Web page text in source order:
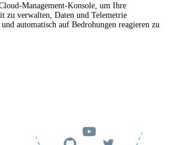
Management-Konsole, um Ihre
zu verwalten, Daten und Telemetrie
und automatisch auf Bedrohungen reagieren zu